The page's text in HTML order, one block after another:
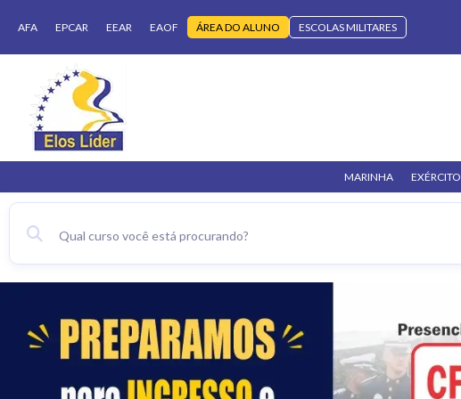
AFA EPCAR EEAR EAOF ÁREA DO ALUNO ESCOLAS MILITARES
MARINHA EXÉRCITO